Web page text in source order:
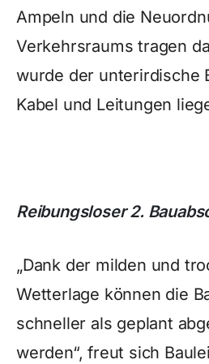
Ampeln und die
Verkehrsraums tragen
wurde der unterirdische
Kabel und Leitungen
Reibungsloser 2.
„Dank der milden und
Wetterlage können die
schneller als geplant
werden“, freut sich